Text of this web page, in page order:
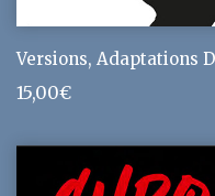
Versions, Adaptations
15,00€